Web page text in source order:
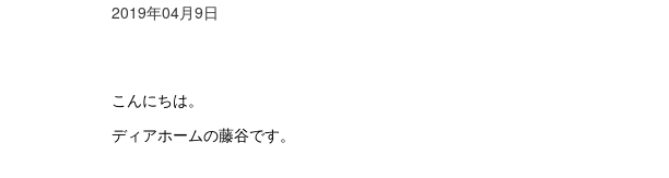
2019年04月9日
こんにちは。
ディアホームの藤谷です。